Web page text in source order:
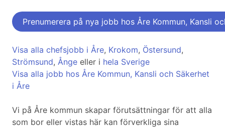
Prenumerera på nya jobb hos Åre Kommun, Kansli
Visa alla chefsjobb i Åre, Krokom, Östersund,
Strömsund, Ånge eller i hela Sverige
Visa alla jobb hos Åre Kommun, Kansli och Säkerhet
i Åre
Vi på Åre kommun skapar förutsättningar för att alla
som bor eller vistas här kan förverkliga sina